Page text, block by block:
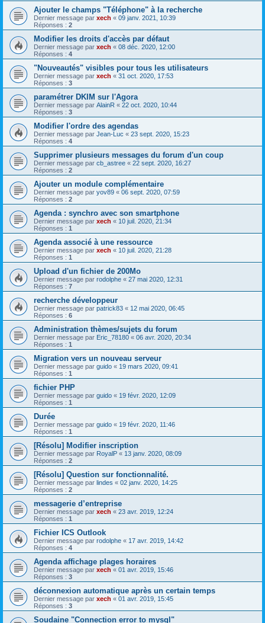
Ajouter le champs "Téléphone" à la recherche
Dernier message par xech « 09 janv. 2021, 10:39
Réponses : 2
Modifier les droits d'accès par défaut
Dernier message par xech « 08 déc. 2020, 12:00
Réponses : 4
"Nouveautés" visibles pour tous les utilisateurs
Dernier message par xech « 31 oct. 2020, 17:53
Réponses : 3
paramétrer DKIM sur l'Agora
Dernier message par AlainR « 22 oct. 2020, 10:44
Réponses : 3
Modifier l'ordre des agendas
Dernier message par Jean-Luc « 23 sept. 2020, 15:23
Réponses : 4
Supprimer plusieurs messages du forum d'un coup
Dernier message par cb_astree « 22 sept. 2020, 16:27
Réponses : 2
Ajouter un module complémentaire
Dernier message par yov89 « 06 sept. 2020, 07:59
Réponses : 2
Agenda : synchro avec son smartphone
Dernier message par xech « 10 juil. 2020, 21:34
Réponses : 1
Agenda associé à une ressource
Dernier message par xech « 10 juil. 2020, 21:28
Réponses : 1
Upload d'un fichier de 200Mo
Dernier message par rodolphe « 27 mai 2020, 12:31
Réponses : 7
recherche développeur
Dernier message par patrick83 « 12 mai 2020, 06:45
Réponses : 6
Administration thèmes/sujets du forum
Dernier message par Eric_78180 « 06 avr. 2020, 20:34
Réponses : 1
Migration vers un nouveau serveur
Dernier message par guido « 19 mars 2020, 09:41
Réponses : 1
fichier PHP
Dernier message par guido « 19 févr. 2020, 12:09
Réponses : 1
Durée
Dernier message par guido « 19 févr. 2020, 11:46
Réponses : 1
[Résolu] Modifier inscription
Dernier message par RoyalP « 13 janv. 2020, 08:09
Réponses : 2
[Résolu] Question sur fonctionnalité.
Dernier message par lindes « 02 janv. 2020, 14:25
Réponses : 2
messagerie d’entreprise
Dernier message par xech « 23 avr. 2019, 12:24
Réponses : 1
Fichier ICS Outlook
Dernier message par rodolphe « 17 avr. 2019, 14:42
Réponses : 4
Agenda affichage plages horaires
Dernier message par xech « 01 avr. 2019, 15:46
Réponses : 3
déconnexion automatique après un certain temps
Dernier message par xech « 01 avr. 2019, 15:45
Réponses : 3
Soudaine "Connection error to mysql"